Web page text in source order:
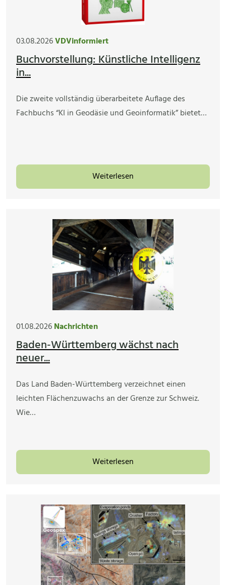
03.08.2026VDVinformiert
Buchvorstellung: Künstliche Intelligenz
in...
Die zweite vollständig überarbeitete Auflage des
Fachbuchs “KI in Geodäsie und Geoinformatik” bietet…
Weiterlesen
01.08.2026Nachrichten
Baden-Württemberg wächst nach
neuer...
Das Land Baden-Württemberg verzeichnet einen
leichten Flächenzuwachs an der Grenze zur Schweiz.
Wie…
Weiterlesen